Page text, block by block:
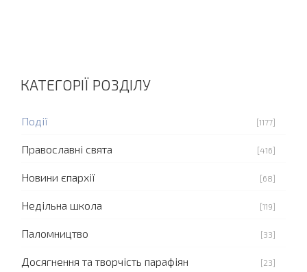
КАТЕГОРІЇ РОЗДІЛУ
Події [1177]
Православні свята [416]
Новини єпархії [68]
Недільна школа [119]
Паломництво [33]
Досягнення та творчість парафіян [23]